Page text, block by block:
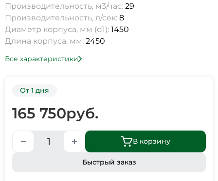
Производительность, м3/час: 29
Производительность, л/сек: 8
Диаметр корпуса, мм (d1): 1450
Длина корпуса, мм: 2450
Все характеристики
От 1 дня
165 750руб.
В корзину
Быстрый заказ